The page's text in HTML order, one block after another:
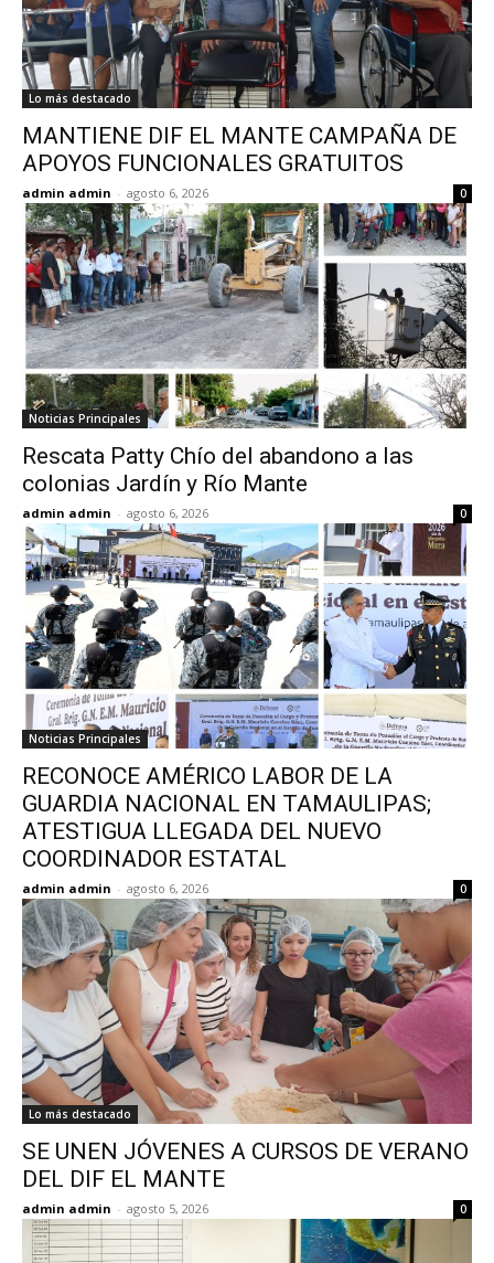
Lo más destacado
MANTIENE DIF EL MANTE CAMPAÑA DE
APOYOS FUNCIONALES GRATUITOS
admin admin - agosto 6, 2026 0
Noticias Principales
Rescata Patty Chío del abandono a las
colonias Jardín y Río Mante
admin admin - agosto 6, 2026 0
Noticias Principales
RECONOCE AMÉRICO LABOR DE LA
GUARDIA NACIONAL EN TAMAULIPAS;
ATESTIGUA LLEGADA DEL NUEVO
COORDINADOR ESTATAL
admin admin - agosto 6, 2026 0
Lo más destacado
SE UNEN JÓVENES A CURSOS DE VERANO
DEL DIF EL MANTE
admin admin - agosto 5, 2026 0